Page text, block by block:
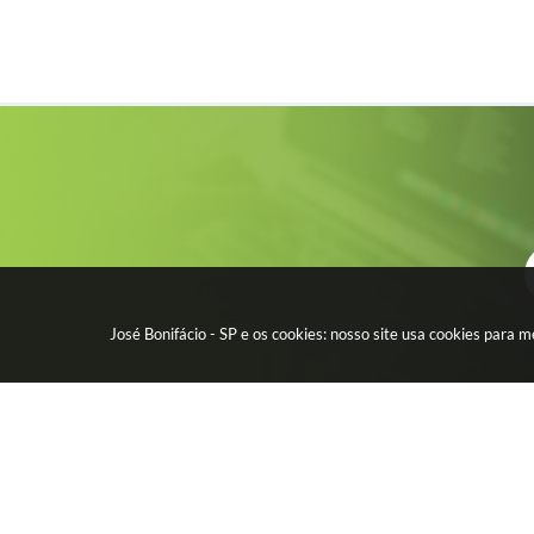
José Bonifácio - SP e os cookies: nosso site usa cookies para